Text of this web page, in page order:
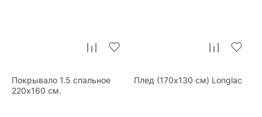
Покрывало 1.5 спальное
220x160 см.
Плед (170x130 см) Longlac